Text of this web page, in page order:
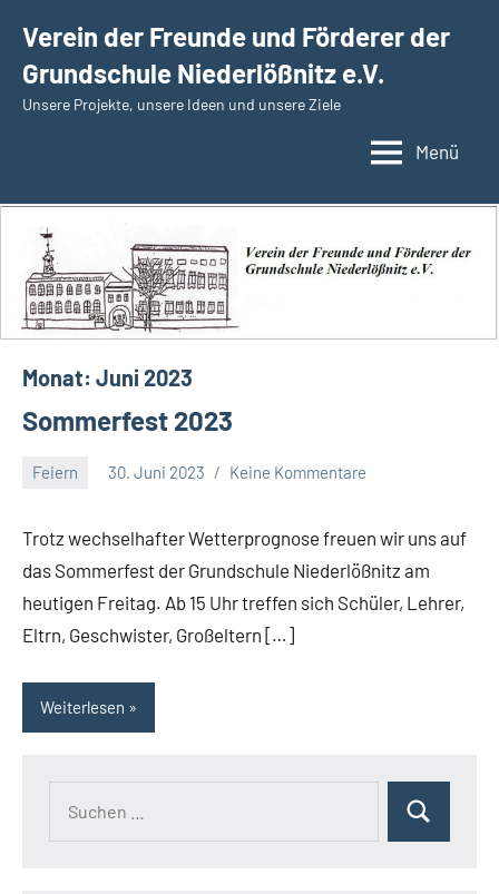
Inhalt
springen
Verein der Freunde und Förderer der
Grundschule Niederlößnitz e.V.
Unsere Projekte, unsere Ideen und unsere Ziele
Menü
Monat: Juni 2023
Sommerfest 2023
Feiern 30. Juni 2023 Keine Kommentare
Trotz wechselhafter Wetterprognose freuen wir uns auf
das Sommerfest der Grundschule Niederlößnitz am
heutigen Freitag. Ab 15 Uhr treffen sich Schüler, Lehrer,
Eltrn, Geschwister, Großeltern […]
Weiterlesen
Suchen